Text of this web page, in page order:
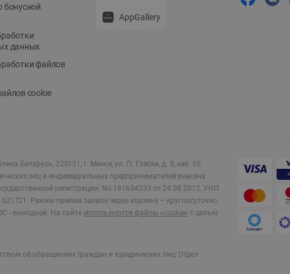
бонусной
данных
файлов
cookie
AppGallery
Беларусь, 220121, г. Минск, ул. П. Глебки, д. 5, каб. 55
лиц и индивидуальных предпринимателей внесена
регистрации: No 191634233 от 24.08.2012. УНП
Режим приема заявок через корзину – круглосуточно.
- выходной. На сайте используются файлы «cookie» с целью
об обращениях граждан и юридических лиц: Отдел